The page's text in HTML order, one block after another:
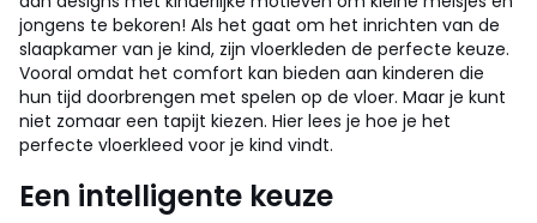
jongens te bekoren! Als het gaat om het inrichten van de
slaapkamer van je kind, zijn vloerkleden de perfecte keuze.
Vooral omdat het comfort kan bieden aan kinderen die
hun tijd doorbrengen met spelen op de vloer. Maar je kunt
niet zomaar een tapijt kiezen. Hier lees je hoe je het
perfecte vloerkleed voor je kind vindt.
Een intelligente keuze